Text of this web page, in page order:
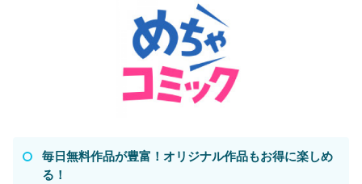
毎日無料作品が豊富！オリジナル作品もお得に楽しめ
る！